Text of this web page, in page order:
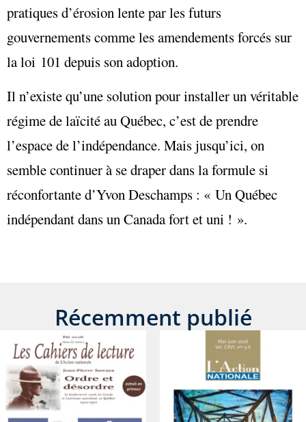
pratiques d’érosion lente par les futurs
gouvernements comme les amendements forcés sur
la loi 101 depuis son adoption.
Il n’existe qu’une solution pour installer un véritable
régime de laïcité au Québec, c’est de prendre
l’espace de l’indépendance. Mais jusqu’ici, on
semble continuer à se draper dans la formule si
réconfortante d’Yvon Deschamps : « Un Québec
indépendant dans un Canada fort et uni ! ».
Récemment publié